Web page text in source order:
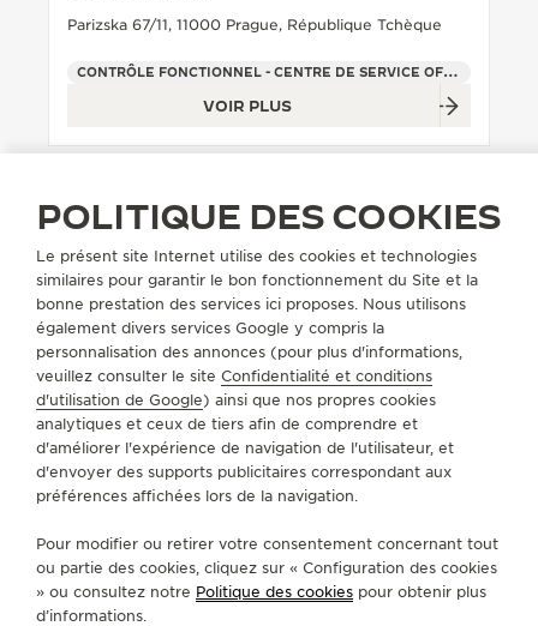
EXPOSITION « THE DREAM SHAPER »
REVERSO, INTEMPORELLE DEPUIS 1931
LE PIONNIER DE LA PRÉCISION
VOIR LES ÉVÉNEMENTS
Parizska 67/11, 11000 Prague, République Tchèque
CONTRÔLE FONCTIONNEL - CENTRE DE SERVICE OFFICIEL - POINT DE VENTE
VOIR PLUS
TROUVER UNE BOUTIQUETOUS LES MAGASINS
RÉPUBLIQUE TCHÈQUEPRAGUE
A PROPOS DE NOUS
SERVICES
CONTACT
POLITIQUE DES COOKIES
Le présent site Internet utilise des cookies et technologies
similaires pour garantir le bon fonctionnement du Site et la
bonne prestation des services ici proposes. Nous utilisons
également divers services Google y compris la
personnalisation des annonces (pour plus d'informations,
veuillez consulter le site Confidentialité et conditions
d'utilisation de Google) ainsi que nos propres cookies
analytiques et ceux de tiers afin de comprendre et
d'améliorer l'expérience de navigation de l'utilisateur, et
d'envoyer des supports publicitaires correspondant aux
préférences affichées lors de la navigation.
Pour modifier ou retirer votre consentement concernant tout
ou partie des cookies, cliquez sur « Configuration des cookies
» ou consultez notre Politique des cookies pour obtenir plus
d’informations.